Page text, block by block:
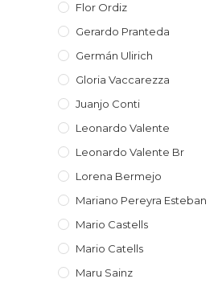
Flor Ordiz
Gerardo Pranteda
Germán Ulirich
Gloria Vaccarezza
Juanjo Conti
Leonardo Valente
Leonardo Valente Br
Lorena Bermejo
Mariano Pereyra Esteban
Mario Castells
Mario Catells
Maru Sainz